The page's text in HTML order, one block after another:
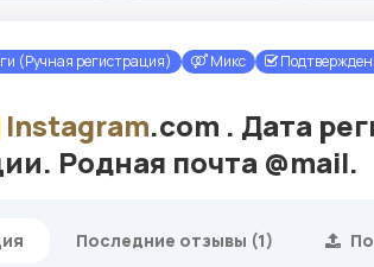
(Ручная регистрация) Микс
Instagram.com . Дата
Родная почта @mail.
Последние отзывы (1)